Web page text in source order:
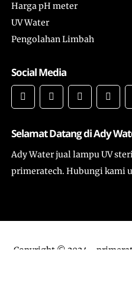
Harga pH meter
UV Water
Pengolahan Limbah
Social Media
Selamat Datang di Ady
Ady Water jual lampu UV
primeratech. Hubungi kami
Copyright © 2024 -